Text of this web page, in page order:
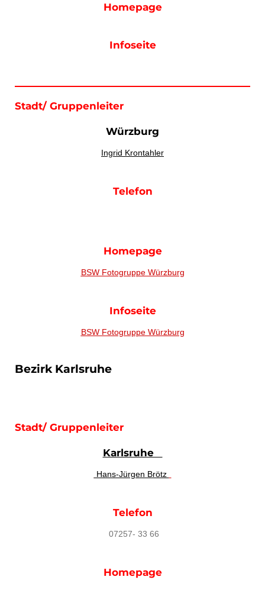
Homepage
Infoseite
Stadt/ Gruppenleiter
Würzburg
Ingrid Krontahler
Telefon
Homepage
BSW Fotogruppe Würzburg
Infoseite
BSW Fotogruppe Würzburg
Bezirk Karlsruhe
Stadt/ Gruppenleiter
Karlsruhe
Hans-Jürgen Brötz
Telefon
07257- 33 66
Homepage